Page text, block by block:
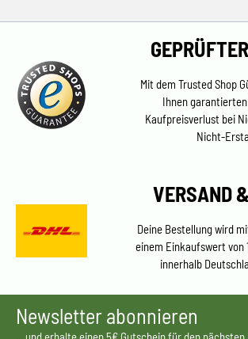
Mit dem Trusted Shop
Ihnen
Kaufpreisverlust bei
Nicht-
VERSAND
Deine Bestellung wird
einem Einkaufswert von
innerhalb
Newsletter abonnieren